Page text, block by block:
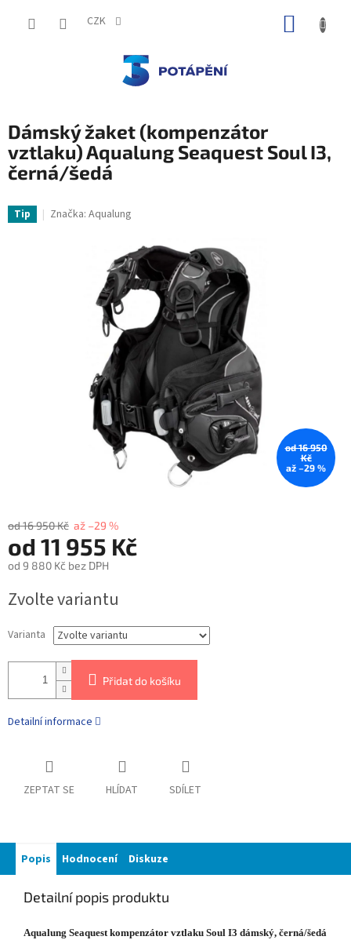
CZK
Dámský žaket (kompenzátor
vztlaku) Aqualung Seaquest Soul I3,
černá/šedá
Tip Značka: Aqualung
od 16 950
Kč
až –29 %
od 16 950 Kč až –29 %
od 11 955 Kč
od 9 880 Kč bez DPH
Zvolte variantu
Varianta
Přidat do košíku
Detailní informace
ZEPTAT SE HLÍDAT SDÍLET
Popis Hodnocení Diskuze
Detailní popis produktu
Aqualung Seaquest kompenzátor vztlaku Soul I3 dámský, černá/šedá